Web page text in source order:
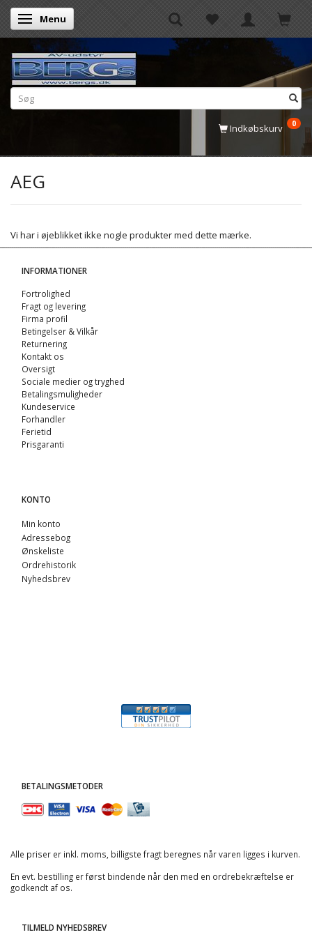
Skifte navigation
Menu
Indkøbskurv 0
AEG
Vi har i øjeblikket ikke nogle produkter med dette mærke.
INFORMATIONER
Fortrolighed
Fragt og levering
Firma profil
Betingelser & Vilkår
Returnering
Kontakt os
Oversigt
Sociale medier og tryghed
Betalingsmuligheder
Kundeservice
Forhandler
Ferietid
Prisgaranti
KONTO
Min konto
Adressebog
Ønskeliste
Ordrehistorik
Nyhedsbrev
BETALINGSMETODER
Alle priser er inkl. moms, billigste fragt beregnes når varen ligges i kurven.
En evt. bestilling er først bindende når den med en ordrebekræftelse er
godkendt af os.
TILMELD NYHEDSBREV